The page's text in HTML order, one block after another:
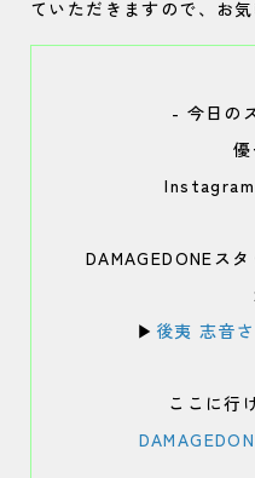
ていただきますので、お
- 今日の
DAMAGEDONEス
▶︎ 後夷 志音
ここに行